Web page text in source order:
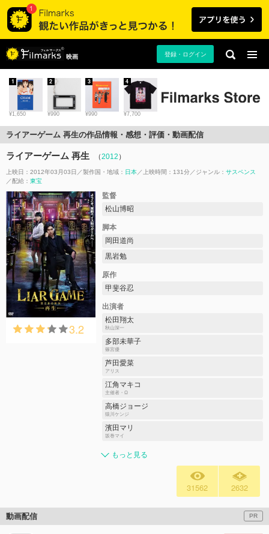
映画 登録・ログイン
¥1,650
1
¥990
2
¥990
3
¥7,700
4
ライアーゲーム 再生の作品情報・感想・評価・動画配信
ライアーゲーム 再生 （2012 ）
上映日：2012年03月03日 製作国・地域： 日本 上映時間：131分 ジャンル： サスペンス
配給： 東宝
3.2
監督
松山博昭
脚本
岡田道尚
黒岩勉
原作
甲斐谷忍
出演者
松田翔太
秋山深一
多部未華子
篠宮優
芦田愛菜
アリス
江角マキコ
主催者・Ω
高橋ジョージ
猿川ケンジ
濱田マリ
坂巻マイ
もっと見る
31562 2632
動画配信 PR